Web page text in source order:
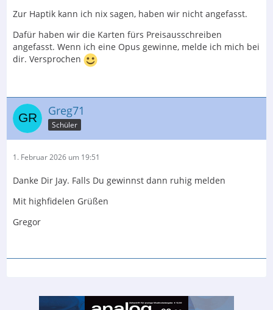
Zur Haptik kann ich nix sagen, haben wir nicht angefasst.
Dafür haben wir die Karten fürs Preisausschreiben
angefasst. Wenn ich eine Opus gewinne, melde ich mich bei
dir. Versprochen
Greg71
Schüler
1. Februar 2026 um 19:51
Danke Dir Jay. Falls Du gewinnst dann ruhig melden
Mit highfidelen Grüßen
Gregor